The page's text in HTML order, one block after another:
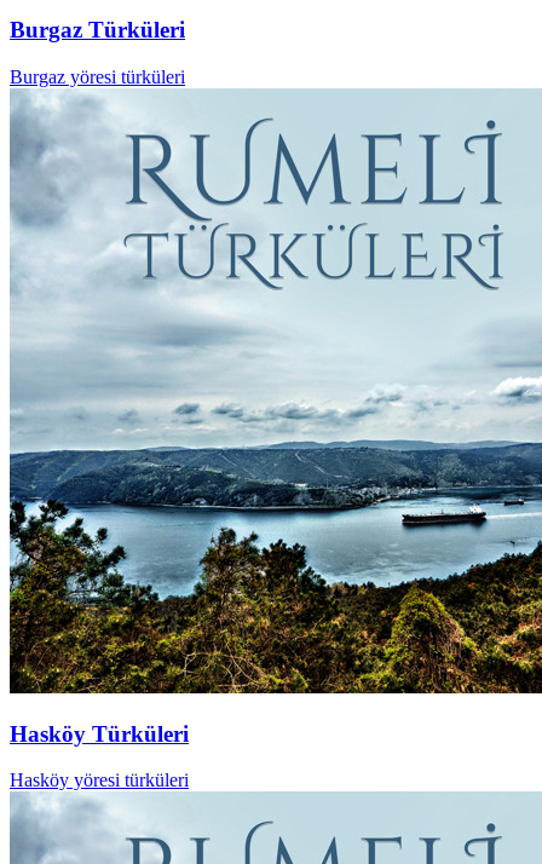
Burgaz Türküleri
Burgaz yöresi türküleri
Hasköy Türküleri
Hasköy yöresi türküleri